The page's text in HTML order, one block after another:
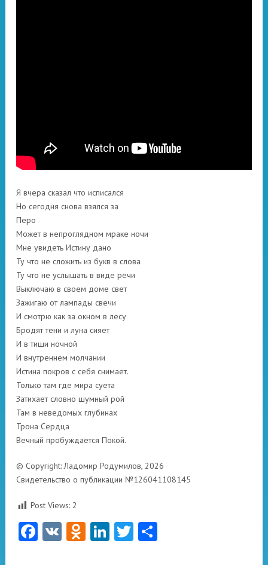
Я вчера сказал что исписался
Но сегодня снова взялся за
Перо
Может в непроглядном мраке ночи
Мне увидеть Истину дано
Ту что не сложить из букв в слова
Ту что не услышать в виде речи
Выключаю в своем доме свет
Зажигаю от лампады свечи
И смотрю как за окном в лесу
Бродят тени и луна сияет
И в тиши ночной
И внутреннем молчании
Истина покров с себя снимает.
Только там где мира суета
Затихает словно шумный рой
Там в неведомых глубинах
Трона Сердца
Вечный пробуждается Покой.
© Copyright: Ладомир Родумилов, 2026
Свидетельство о публикации №126041108145
Post Views: 2
Facebook
VK Odnoklassniki
LinkedIn
Twitter